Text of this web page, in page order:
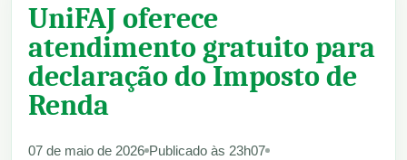
UniFAJ oferece
atendimento gratuito para
declaração do Imposto de
Renda
07 de maio de 2026 Publicado às 23h07